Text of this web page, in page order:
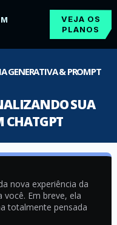
VEJA OS
PLANOS
IA GENERATIVA & PROMPT
SUA
CHATGPT
nova experiência da
Em breve, ela
totalmente pensada